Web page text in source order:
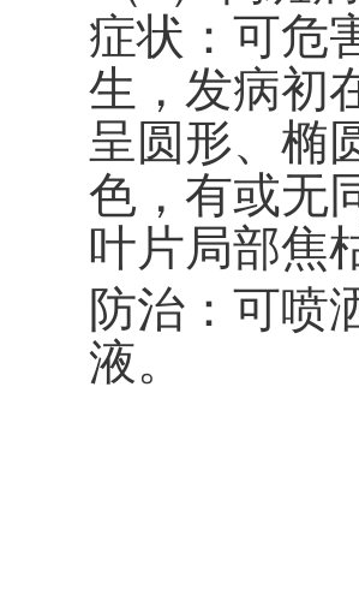
症状：可危
生，发病初
呈圆形、椭
色，有或无
叶片局部焦
防治：可喷
液。